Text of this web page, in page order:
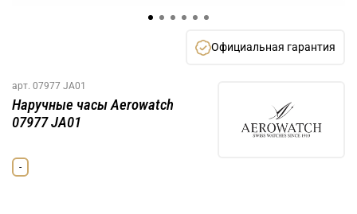
Официальная гарантия
арт. 07977 JA01
Наручные часы Aerowatch
07977 JA01
-